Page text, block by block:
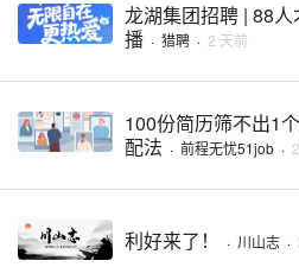
龙湖集团招聘 | 88
播 · 猎聘 · 2 天前
100份简历筛不出1
配法 · 前程无忧51job ·
利好来了！ · 川山志 ·